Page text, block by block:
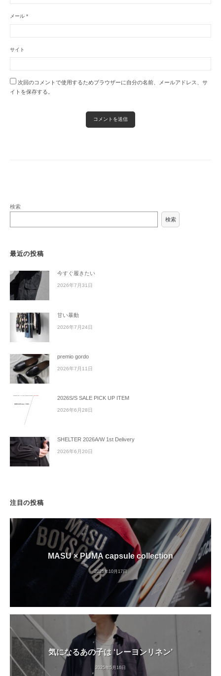
メール *
サイト
次回のコメントで使用するためブラウザーに自分の名前、メールアドレス、サ
イトを保存する。
検索
検索
最近の投稿
今すぐ履きたい
2026年7月31日
甘い暴動
2026年7月24日
premio gordo
2026年7月11日
2026S/S SALE PICK UP ITEM
2026年6月28日
SHELTER 2026A/W 1st Delivery
2026年6月20日
注目の投稿
MASU × PUMA capsule collection
2025年10月17日
気になるあの子は ‘レーヨンリネン’
2025年5月16日